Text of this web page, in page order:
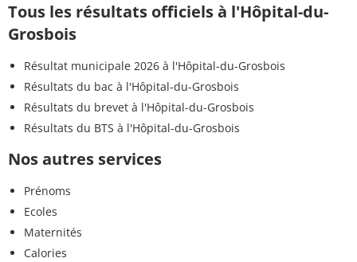
Tous les résultats officiels à l'Hôpital-du-
Grosbois
Résultat municipale 2026 à l'Hôpital-du-Grosbois
Résultats du bac à l'Hôpital-du-Grosbois
Résultats du brevet à l'Hôpital-du-Grosbois
Résultats du BTS à l'Hôpital-du-Grosbois
Nos autres services
Prénoms
Ecoles
Maternités
Calories